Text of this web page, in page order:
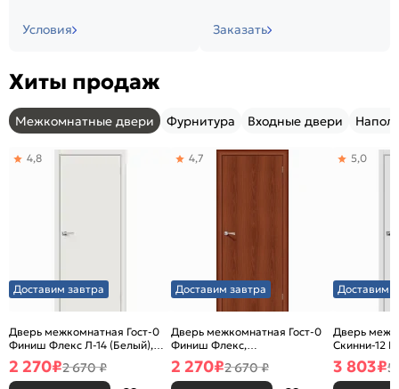
Условия Заказать
Хиты продаж
Межкомнатные двери Фурнитура Входные двери
Доставим завтра
Дверь межкомнатная Гост-0
Финиш Флекс Л-14 (Белый),
глухая, каркасно-щитовая
4,8
2 270₽2 670 ₽
Доставим завтра
Дверь межкомнатная Гост-0
Финиш Флекс,
Ламинированные Л-11
(ИталОрех), глухая, каркасно-
щитовая
4,7
2 270₽2 670 ₽
Доставим
Дверь
Скинни-12
глухая,
5,0
3 803₽5